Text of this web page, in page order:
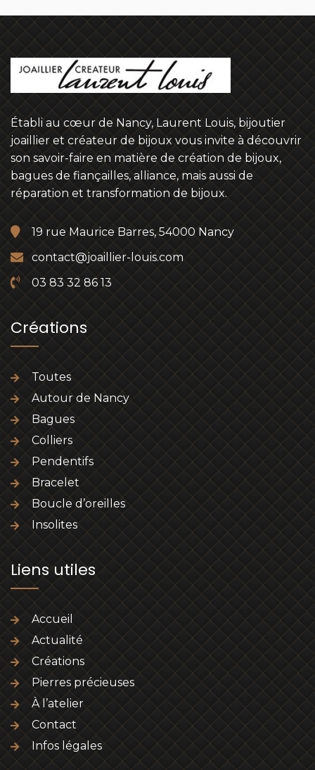
Établi au cœur de Nancy, Laurent Louis, bijoutier
joaillier et créateur de bijoux vous invite à découvrir
son savoir-faire en matière de création de bijoux,
bagues de fiançailles, alliance, mais aussi de
réparation et transformation de bijoux.
19 rue Maurice Barres, 54000 Nancy
contact@joaillier-louis.com
03 83 32 86 13
Créations
Toutes
Autour de Nancy
Bagues
Colliers
Pendentifs
Bracelet
Boucle d’oreilles
Insolites
Liens utiles
Accueil
Actualité
Créations
Pierres précieuses
À l’atelier
Contact
Infos légales